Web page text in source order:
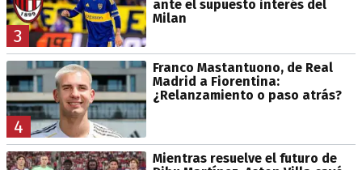
3
ante el supuesto interés del
Milan
4
Franco Mastantuono, de Real
Madrid a Fiorentina:
¿Relanzamiento o paso atrás?
Mientras resuelve el futuro de